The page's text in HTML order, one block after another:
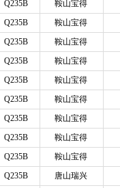
Q235B
鞍山宝得
Q235B
鞍山宝得
Q235B
鞍山宝得
Q235B
鞍山宝得
Q235B
鞍山宝得
Q235B
鞍山宝得
Q235B
鞍山宝得
Q235B
鞍山宝得
Q235B
鞍山宝得
Q235B
唐山瑞兴